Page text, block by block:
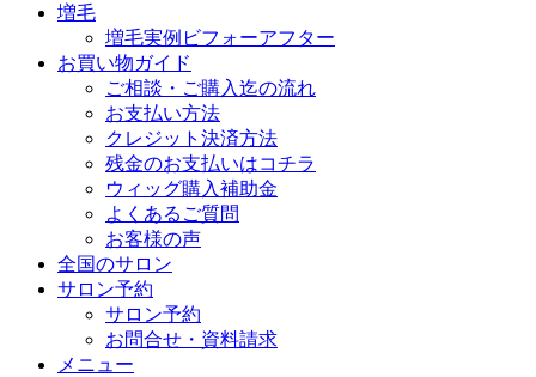
増毛
増毛実例ビフォーアフター
お買い物ガイド
ご相談・ご購入迄の流れ
お支払い方法
クレジット決済方法
残金のお支払いはコチラ
ウィッグ購入補助金
よくあるご質問
お客様の声
全国のサロン
サロン予約
サロン予約
お問合せ・資料請求
メニュー